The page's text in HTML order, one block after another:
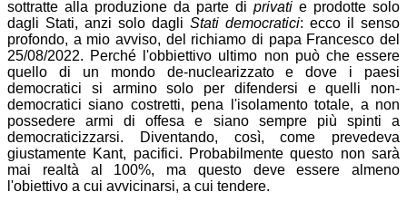
sottratte alla produzione da parte di privati e prodotte solo
dagli Stati, anzi solo dagli Stati democratici: ecco il senso
profondo, a mio avviso, del richiamo di papa Francesco del
25/08/2022. Perché l'obbiettivo ultimo non può che essere
quello di un mondo de-nuclearizzato e dove i paesi
democratici si armino solo per difendersi e quelli non-
democratici siano costretti, pena l'isolamento totale, a non
possedere armi di offesa e siano sempre più spinti a
democraticizzarsi. Diventando, così, come prevedeva
giustamente Kant, pacifici. Probabilmente questo non sarà
mai realtà al 100%, ma questo deve essere almeno
l'obiettivo a cui avvicinarsi, a cui tendere.